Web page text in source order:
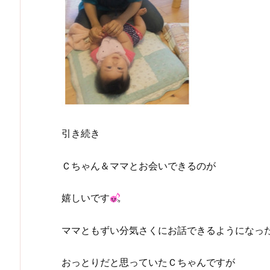
引き続き
Ｃちゃん＆ママとお会いできるのが
嬉しいです
ママともずい分気さくにお話できるようになっ
おっとりだと思っていたＣちゃんですが